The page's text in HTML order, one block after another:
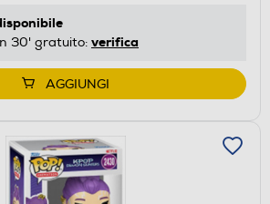
30' gratuito: verifica
AGGIUNGI